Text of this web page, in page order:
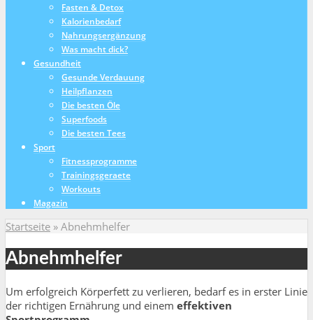
Fasten & Detox
Kalorienbedarf
Nahrungsergänzung
Was macht dick?
Gesundheit
Gesunde Verdauung
Heilpflanzen
Die besten Öle
Superfoods
Die besten Tees
Sport
Fitnessprogramme
Trainingsgeraete
Workouts
Magazin
Startseite » Abnehmhelfer
Abnehmhelfer
Um erfolgreich Körperfett zu verlieren, bedarf es in erster Linie
der richtigen Ernährung und einem effektiven